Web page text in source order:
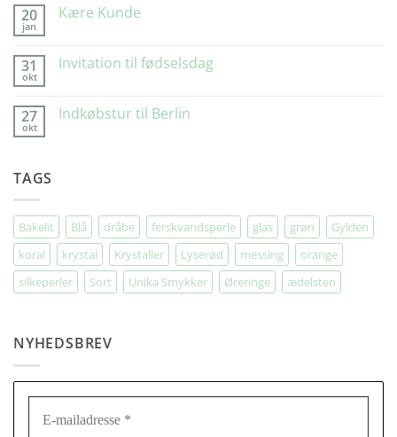
Glad”
20
jan
Kære Kunde
Kære
31
okt
Invitation til fødselsdag
Invitation
27
okt
Indkøbstur til Berlin
TAGS
Bakelit Blå dråbe ferskvandsperle glas grøn
Gylden
koral
krystal Krystaller Lyserød messing
orange
silkeperler
Sort Unika Smykker Øreringe ædelsten
NYHEDSBREV